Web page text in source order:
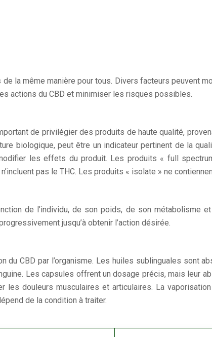
la même manière pour tous. Divers facteurs peuvent
actions du CBD et minimiser les risques possibles.
de privilégier des produits de haute qualité,
biologique, peut être un indicateur pertinent de la
les effets du produit. Les produits « full
pas le THC. Les produits « isolate » ne
de l’individu, de son poids, de son métabolisme
jusqu’à obtenir l’action désirée.
du CBD par l’organisme. Les huiles sublinguales sont
Les capsules offrent un dosage précis, mais leur
douleurs musculaires et articulaires. La
de la condition à traiter.